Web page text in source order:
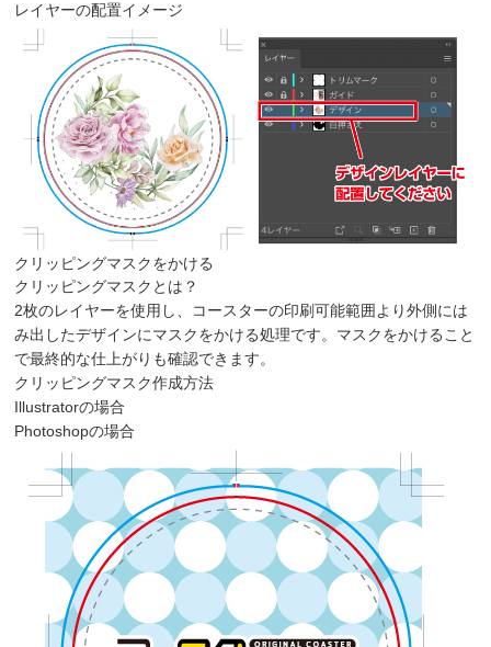
レイヤーの配置イメージ
クリッピングマスクをかける
クリッピングマスクとは？
2枚のレイヤーを使用し、コースターの印刷可能範囲より外側には
み出したデザインにマスクをかける処理です。マスクをかけること
で最終的な仕上がりも確認できます。
クリッピングマスク作成方法
Illustratorの場合
Photoshopの場合